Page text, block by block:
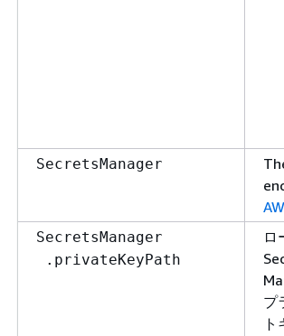
SecretsManager
SecretsManager
.privateKeyPath
ロ
プ